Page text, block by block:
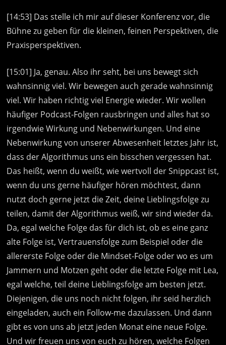
[14:53] Das stelle ich mir auf dieser Konferenz vor, die
Bühne zu geben für die kleinen, feinen Perspektiven, die
Praxisperspektiven.
[15:01] Ja, genau. Also ihr seht, bei uns bewegt sich
wahnsinnig viel. Wir bewegen auch gerade wahnsinnig
viel. Wir haben richtig viel Energie wieder. Wir wollen
häufiger Podcast-Folgen rausbringen und alles hat so
irgendwie Wirkung und Nebenwirkungen. Und eine
Nebenwirkung von unserer Abwesenheit letztes Jahr ist,
dass der Algorithmus uns ein bisschen vergessen hat.
Das heißt, wenn du weißt, wie wertvoll der Snippcast ist,
wenn du uns gerne häufiger hören möchtest, dann
nutzt doch gerne jetzt die Zeit, deine Lieblingsfolge zu
teilen, damit der Algorithmus weiß, wir sind wieder da.
Da, egal welche Folge das für dich ist, ob es eine ganz
alte Folge ist, Vertrauensfolge zum Beispiel oder die
allererste Folge oder die Mindset-Folge oder wo es um
Jammern und Motzen geht oder die letzte Folge mit Lea,
egal welche, teil deine Lieblingsfolge am besten jetzt.
Diejenigen, die uns noch nicht folgen, ihr seid herzlich
eingeladen, auch ein Follow-me dazulassen. Und dann
gibt es von uns ab jetzt jeden Monat eine neue Folge.
Und wir freuen uns von euch zu hören, welche Folgen